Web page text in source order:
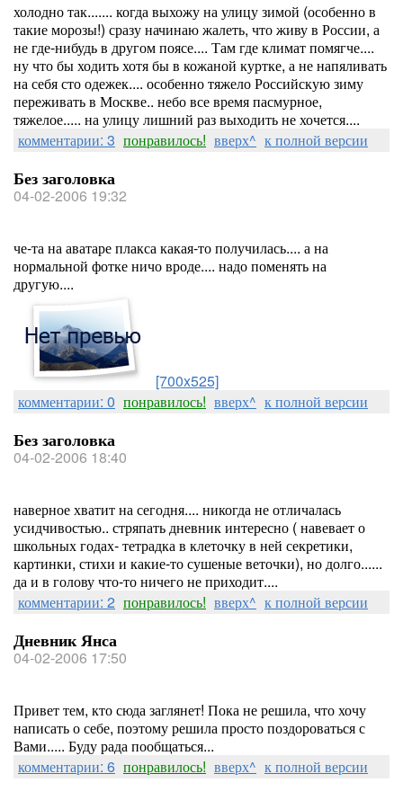
холодно так....... когда выхожу на улицу зимой (особенно в
такие морозы!) сразу начинаю жалеть, что живу в России, а
не где-нибудь в другом поясе.... Там где климат помягче....
ну что бы ходить хотя бы в кожаной куртке, а не напяливать
на себя сто одежек.... особенно тяжело Российскую зиму
переживать в Москве.. небо все время пасмурное,
тяжелое..... на улицу лишний раз выходить не хочется....
комментарии: 3 понравилось! вверх^ к полной версии
Без заголовка
04-02-2006 19:32
че-та на аватаре плакса какая-то получилась.... а на
нормальной фотке ничо вроде.... надо поменять на
другую....
[700x525]
комментарии: 0 понравилось! вверх^ к полной версии
Без заголовка
04-02-2006 18:40
наверное хватит на сегодня.... никогда не отличалась
усидчивостью.. стряпать дневник интересно ( навевает о
школьных годах- тетрадка в клеточку в ней секретики,
картинки, стихи и какие-то сушеные веточки), но долго......
да и в голову что-то ничего не приходит....
комментарии: 2 понравилось! вверх^ к полной версии
Дневник Янса
04-02-2006 17:50
Привет тем, кто сюда заглянет! Пока не решила, что хочу
написать о себе, поэтому решила просто поздороваться с
Вами..... Буду рада пообщаться...
комментарии: 6 понравилось! вверх^ к полной версии